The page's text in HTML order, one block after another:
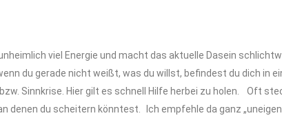
viel Energie und macht das aktuelle Dasein
du gerade nicht weißt, was du willst, befindest du dich in
Sinnkrise. Hier gilt es schnell Hilfe herbei zu holen. Oft
denen du scheitern könntest. Ich empfehle da ganz